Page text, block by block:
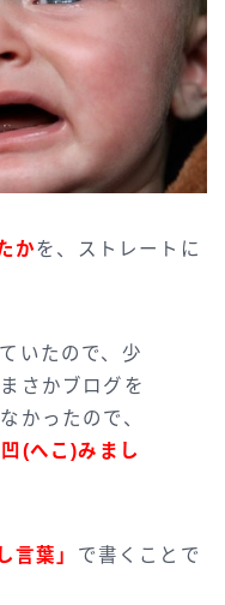
かを、ストレートに
いたので、少
さかブログを
かったので、
凹(へこ)みまし
言葉」 で書くことで